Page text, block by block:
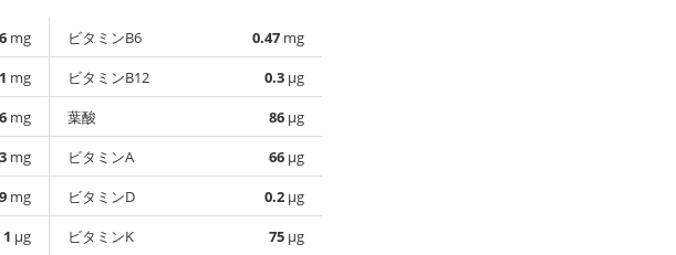
mg
mg
mg
mg
mg
1 µg
ビタミンB6 0.47 mg
ビタミンB12
0.3 µg
葉酸
86 µg
ビタミンA
66 µg
ビタミンD
0.2 µg
ビタミンK
75 µg